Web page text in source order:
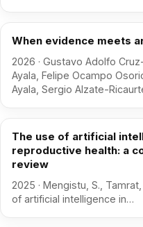
When evidence meets
2026 · Gustavo Adolfo
Ayala, Felipe Ocampo
Ayala, Sergio Alzate-
The use of artificial
reproductive health: a
review
2025 · Mengistu, S.,
of artificial intelligence in…